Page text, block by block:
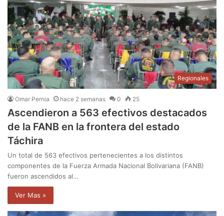
Regionales
Omar Pernia hace 2 semanas 0 25
Ascendieron a 563 efectivos destacados
de la FANB en la frontera del estado
Táchira
Un total de 563 efectivos pertenecientes a los distintos
componentes de la Fuerza Armada Nacional Bolivariana (FANB)
fueron ascendidos al…
Ver Mas »